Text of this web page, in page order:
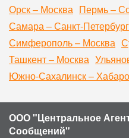
Орск – Москва Пермь –
Самара – Санкт-Петербург
Симферополь – Москва
Ташкент – Москва
Южно-Сахалинск –
ООО "Центральное
Сообщений"